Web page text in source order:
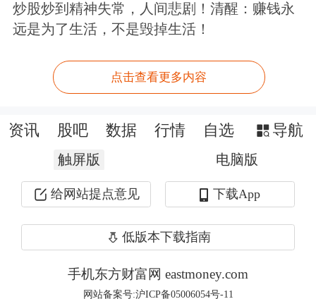
在上升。
第一财经：您是否担忧美股将遭遇盘整
甚至崩盘？
吉姆·罗杰斯：何时？若是这个礼拜，
那完全不；若是明年及以后，则非常担
忧。
当资产价格在经历长期上涨后，又有一
波流动性涌入市场，就易产生泡沫——
这极有可能正是我们现在所经历的：实
炒股炒到精神失常，人间悲剧！清醒：赚钱永
远是为了生活，不是毁掉生活！
点击查看更多内容
资讯 股吧 数据 行情 自选 导航
触屏版 电脑版
给网站提点意见 下载App
低版本下载指南
手机东方财富网 eastmoney.com
网站备案号:沪ICP备05006054号-11